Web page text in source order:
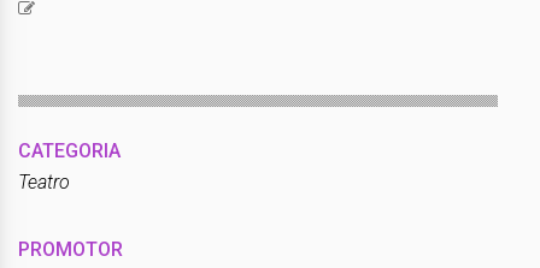
CATEGORIA
Teatro
PROMOTOR